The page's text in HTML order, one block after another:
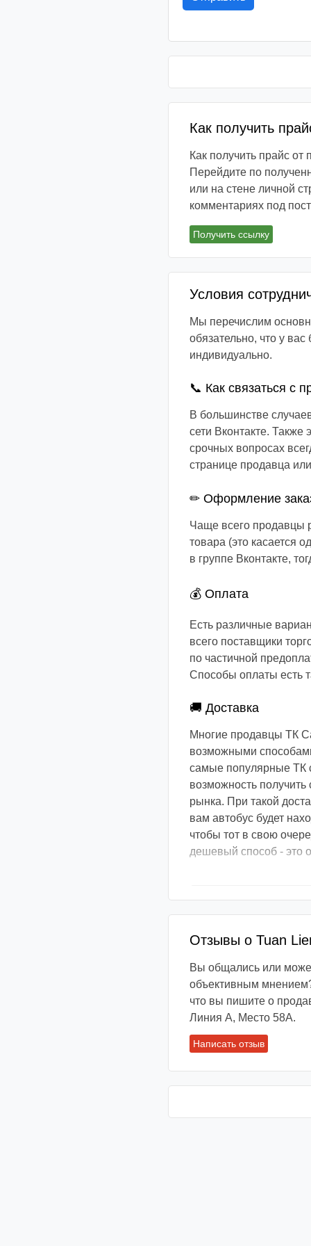
Как получить
Как получить прайс
Перейдите по
или на стене личной
комментариях под
Получить ссылку
Условия
Мы перечислим
обязательно, что у
индивидуально.
📞 Как связаться с
В большинстве
сети Вконтакте.
срочных вопросах
странице продавца
✏ Оформление
Чаще всего продавцы
товара (это касается
в группе Вконтакте,
💰 Оплата
Есть различные
всего поставщики
по частичной
Способы оплаты есть
🚚 Доставка
Многие продавцы ТК
возможными
самые популярные ТК
возможность
рынка. При такой
вам автобус будет
чтобы тот в свою
дешевый способ - это
Отзывы о Tuan
Вы общались или
объективным
что вы пишите о
Линия А, Место 58А.
Написать отзыв